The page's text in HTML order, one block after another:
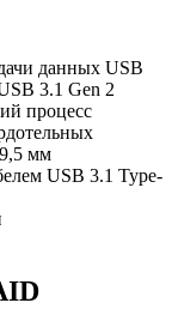
данных USB
3.1 Gen 2
процесс
мм
USB 3.1 Type-